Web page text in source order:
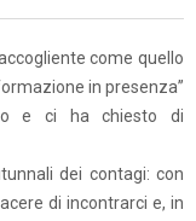
come quello
in presenza”
e ci ha chiesto di
dei contagi: con
di incontrarci e, in